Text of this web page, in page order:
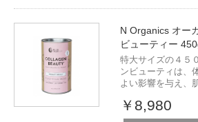
N Organics オー
ビューティー
特大サイズの４５
ンビューティは、
よい影響を与え、
￥8,980